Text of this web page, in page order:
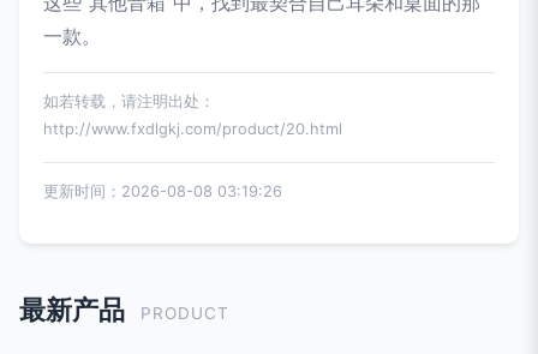
一款。
如若转载，请注明出处：
http://www.fxdlgkj.com/product/20.html
更新时间：2026-08-08 03:19:26
最新产品 PRODUCT